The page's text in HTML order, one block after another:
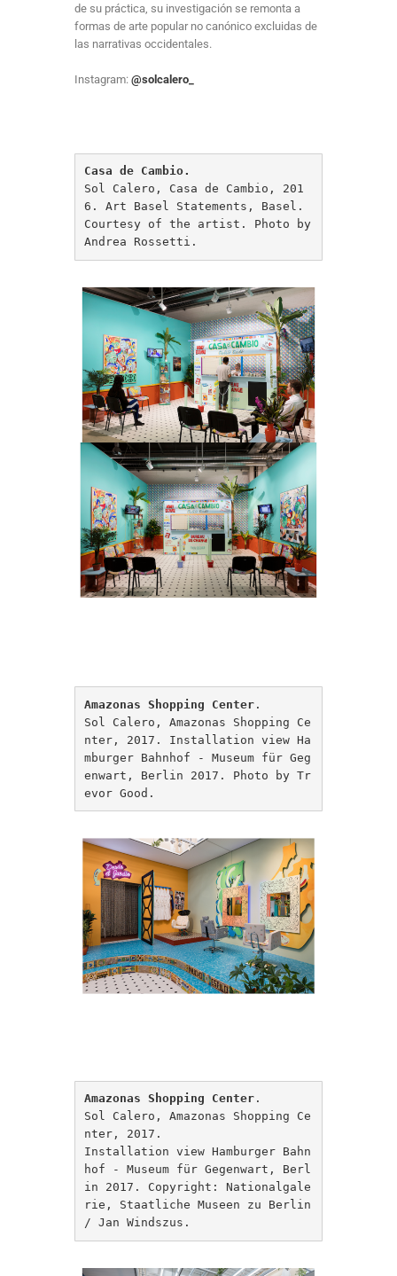
de su práctica, su investigación se remonta a
formas de arte popular no canónico excluidas de
las narrativas occidentales.
Instagram: @solcalero_
Casa de Cambio.
Sol Calero, Casa de Cambio, 201
6. Art Basel Statements, Basel.
Courtesy of the artist. Photo by
Andrea Rossetti.
Amazonas Shopping Center.
Sol Calero, Amazonas Shopping Ce
nter, 2017. Installation view Ha
mburger Bahnhof - Museum für Geg
enwart, Berlin 2017. Photo by Tr
evor Good.
Amazonas Shopping Center.
Sol Calero, Amazonas Shopping Ce
nter, 2017.
Installation view Hamburger Bahn
hof - Museum für Gegenwart, Berl
in 2017. Copyright: Nationalgale
rie, Staatliche Museen zu Berlin
/ Jan Windszus.